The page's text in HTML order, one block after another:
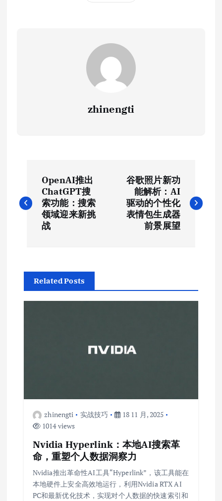
zhinengti
章
OpenAI推出
ChatGPT搜
索功能：搜索
领域迎来新挑
战
谷歌照片新功
能解析：AI
驱动的个性化
表情包生成器
前景展望
Related Posts
zhinengti 实战技巧
18 11 月, 2025
1014 views
Nvidia Hyperlink：本地AI搜索革
命，重塑个人数据洞察力
Nvidia推出革命性AI工具“Hyperlink”，该工具能在
本地硬件上安全高效地运行，利用Nvidia RTX AI
PC和最新优化技术，实现对个人数据的快速索引和